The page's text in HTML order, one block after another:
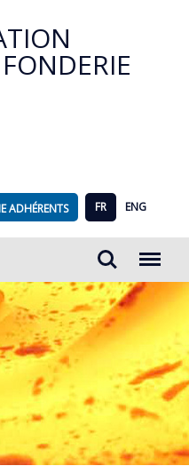
ADHÉRENTS FR ENG
Rechercher...